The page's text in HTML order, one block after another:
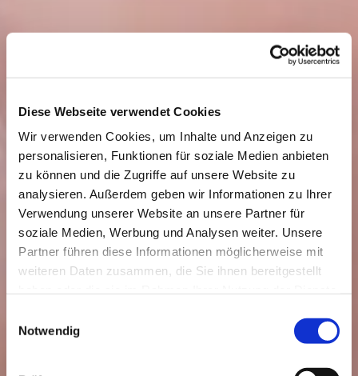
Diese Webseite verwendet Cookies
Wir verwenden Cookies, um Inhalte und Anzeigen zu
personalisieren, Funktionen für soziale Medien anbieten
zu können und die Zugriffe auf unsere Website zu
analysieren. Außerdem geben wir Informationen zu Ihrer
Verwendung unserer Website an unsere Partner für
soziale Medien, Werbung und Analysen weiter. Unsere
Partner führen diese Informationen möglicherweise mit
weiteren Daten zusammen, die Sie ihnen bereitgestellt
Notwendig